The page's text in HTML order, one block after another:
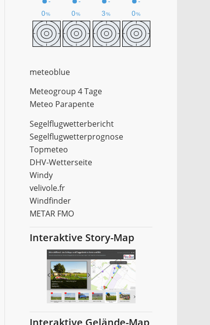
meteoblue
Meteogroup 4 Tage
Meteo Parapente
Segelflugwetterbericht
Segelflugwetterprognose
Topmeteo
DHV-Wetterseite
Windy
velivole.fr
Windfinder
METAR FMO
Interaktive Story-Map
Interaktive Gelände-Map